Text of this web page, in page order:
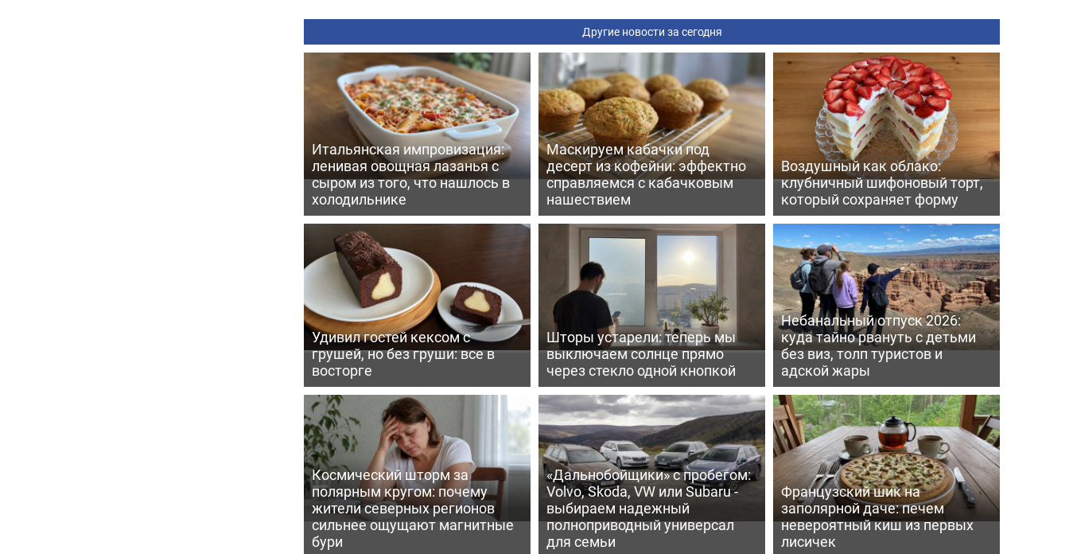
Другие новости за сегодня
Итальянская импровизация:
ленивая овощная лазанья с
сыром из того, что нашлось в
холодильнике
Маскируем кабачки под
десерт из кофейни: эффектно
справляемся с кабачковым
нашествием
Воздушный как облако:
клубничный шифоновый торт,
который сохраняет форму
Удивил гостей кексом с
грушей, но без груши: все в
восторге
Шторы устарели: теперь мы
выключаем солнце прямо
через стекло одной кнопкой
Небанальный отпуск 2026:
куда тайно рвануть с детьми
без виз, толп туристов и
адской жары
Космический шторм за
полярным кругом: почему
жители северных регионов
сильнее ощущают магнитные
бури
«Дальнобойщики» с пробегом:
Volvo, Skoda, VW или Subaru -
выбираем надежный
полноприводный универсал
для семьи
Французский шик на
заполярной даче: печем
невероятный киш из первых
лисичек